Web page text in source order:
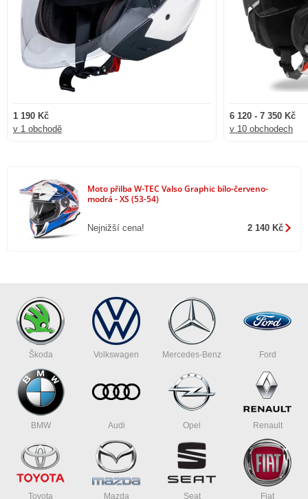
1 190 Kč
v 1 obchodě
6 120 - 7 350 Kč
v 10 obchodech
Moto přilba W-TEC Valso Graphic bílo-červeno-
modrá - XS (53-54)
Nejnižší cena! 2 140 Kč
Škoda Volkswagen Mercedes-Benz Ford
BMW Audi Opel Renault
Toyota Mazda Seat Fiat